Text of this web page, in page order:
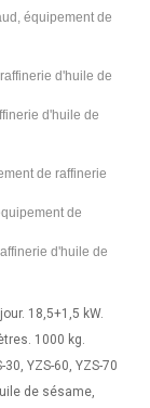
équipement de
d'huile de
d'huile de
de raffinerie
de
d'huile de
18,5+1,5 kW.
1000 kg.
YZS-60, YZS-70
de sésame,